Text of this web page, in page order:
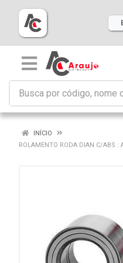
INÍCIO
ROLAMENTO RODA DIAN C/ABS :